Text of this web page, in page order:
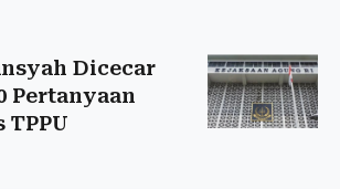
Dicecar
Pertanyaan
TPPU